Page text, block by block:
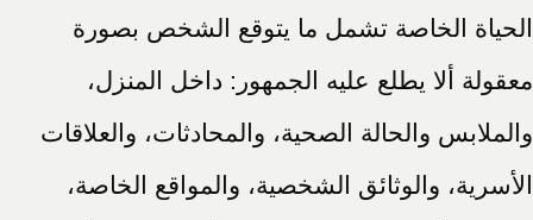
الحياة الخاصة تشمل ما يتوقع الشخص بصورة
معقولة ألا يطلع عليه الجمهور: داخل المنزل،
والملابس والحالة الصحية، والمحادثات، والعلاقات
الأسرية، والوثائق الشخصية، والمواقع الخاصة،